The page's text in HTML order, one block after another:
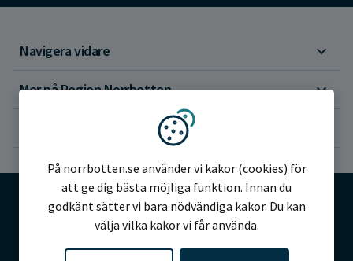
Navigera vidare
Mer på Region Norrbotten
Vi använder kakor
På norrbotten.se använder vi kakor (cookies) för
att ge dig bästa möjliga funktion. Innan du
godkänt sätter vi bara nödvändiga kakor. Du kan
välja vilka kakor vi får använda.